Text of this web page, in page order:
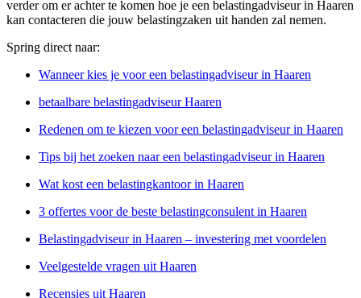
verder om er achter te komen hoe je een belastingadviseur in Haaren
kan contacteren die jouw belastingzaken uit handen zal nemen.
Spring direct naar:
Wanneer kies je voor een belastingadviseur in Haaren
betaalbare belastingadviseur Haaren
Redenen om te kiezen voor een belastingadviseur in Haaren
Tips bij het zoeken naar een belastingadviseur in Haaren
Wat kost een belastingkantoor in Haaren
3 offertes voor de beste belastingconsulent in Haaren
Belastingadviseur in Haaren – investering met voordelen
Veelgestelde vragen uit Haaren
Recensies uit Haaren